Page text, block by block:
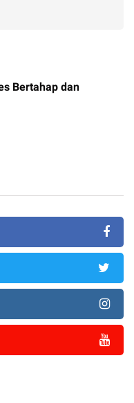
Bertahap dan